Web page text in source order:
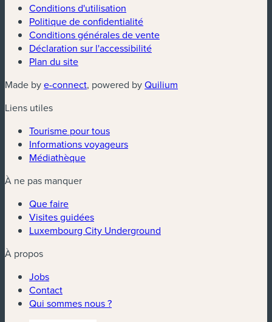
Conditions d'utilisation
Politique de confidentialité
Conditions générales de vente
Déclaration sur l'accessibilité
Plan du site
Made bye-connect(nouvelle fenêtre)
, powered byQuilium
Liens utiles
Tourisme pour tous
Informations voyageurs
Médiathèque
À ne pas manquer
Que faire
Visites guidées
Luxembourg City Underground
À propos
Jobs
Contact
Qui sommes nous ?